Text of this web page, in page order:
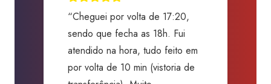
“Excelentes profissionais!
Graças ao processo criterioso e
alta qualidade, evitaram que eu
comprasse um carro sem